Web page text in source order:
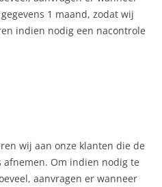
1 maand, zodat wij
indien nodig een nacontrole
wij aan onze klanten die de
afnemen. Om indien nodig te
aanvragen er wanneer